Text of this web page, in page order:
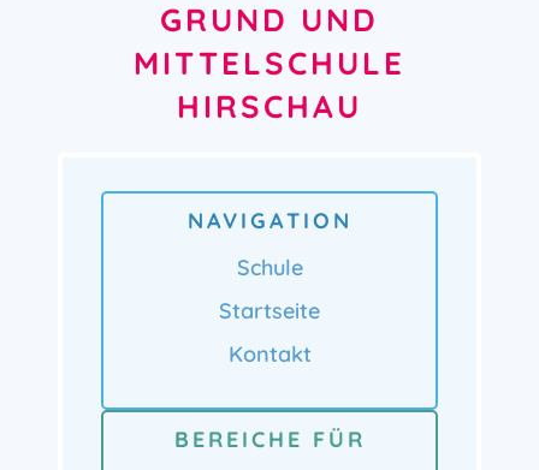
GRUND UND
MITTELSCHULE
HIRSCHAU
NAVIGATION
Schule
Startseite
Kontakt
BEREICHE FÜR